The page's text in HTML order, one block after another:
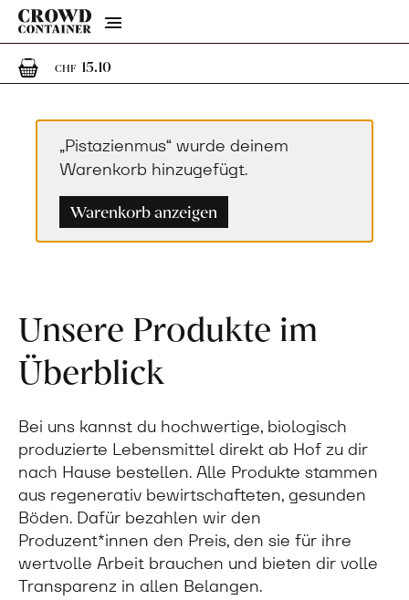
Menu
CHF 15.101 Artikel im Warenkorb
„Pistazienmus“ wurde deinem
Warenkorb hinzugefügt.
Warenkorb anzeigen
Unsere Produkte im
Überblick
Bei uns kannst du hochwertige, biologisch
produzierte Lebensmittel direkt ab Hof zu dir
nach Hause bestellen. Alle Produkte stammen
aus regenerativ bewirtschafteten, gesunden
Böden. Dafür bezahlen wir den
Produzent*innen den Preis, den sie für ihre
wertvolle Arbeit brauchen und bieten dir volle
Transparenz in allen Belangen.